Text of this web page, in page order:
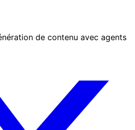
de contenu avec agents